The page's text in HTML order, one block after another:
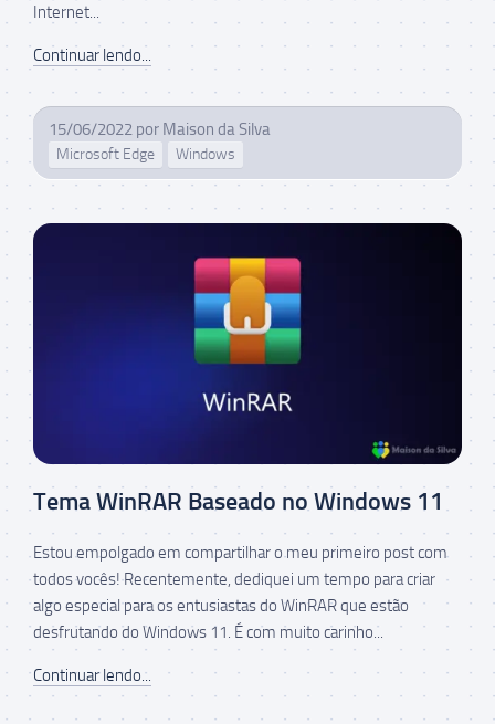
Internet...
Continuar lendo...
15/06/2022 por Maison da Silva
Microsoft Edge Windows
Tema WinRAR Baseado no Windows 11
Estou empolgado em compartilhar o meu primeiro post com
todos vocês! Recentemente, dediquei um tempo para criar
algo especial para os entusiastas do WinRAR que estão
desfrutando do Windows 11. É com muito carinho...
Continuar lendo...